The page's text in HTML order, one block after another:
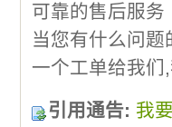
可靠的售后服务
当您有什么问
一个工单给我们
引用通告: 我